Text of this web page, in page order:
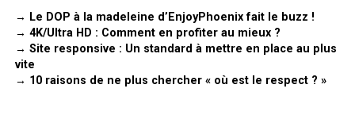
→ Le DOP à la madeleine d’EnjoyPhoenix fait le buzz !
→ 4K/Ultra HD : Comment en profiter au mieux ?
→ Site responsive : Un standard à mettre en place au plus
vite
→ 10 raisons de ne plus chercher « où est le respect ? »